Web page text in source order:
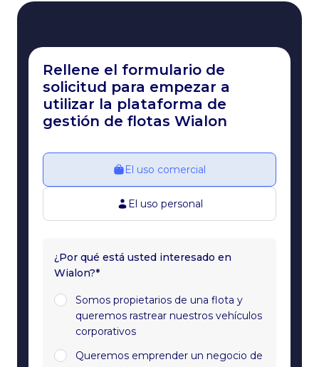
Rellene el formulario de
solicitud para empezar a
utilizar la plataforma de
gestión de flotas Wialon
El uso comercial
El uso personal
¿Por qué está usted interesado en
Wialon?*
Somos propietarios de una flota y
queremos rastrear nuestros vehículos
corporativos
Queremos emprender un negocio de